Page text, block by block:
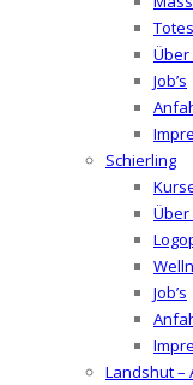
Über
Job’s
Schierling
Über
Job’s
Landshut –